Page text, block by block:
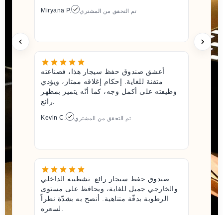
Miryana P. تم التحقق من المشتري
أعشق صندوق حفظ سيجار هذا، فصناعته
متقنة للغاية. إحكام إغلاقه ممتاز، ويؤدي
وظيفته على أكمل وجه، كما أنّه يتميز بمظهر
رائع.
Kevin C. تم التحقق من المشتري
صندوق حفظ سيجار رائع. تشطيبه الداخلي
والخارجي جميل للغاية، ويحافظ على مستوى
الرطوبة بدقّة متناهية. أنصح به بشدّة نظراً
لسعره.